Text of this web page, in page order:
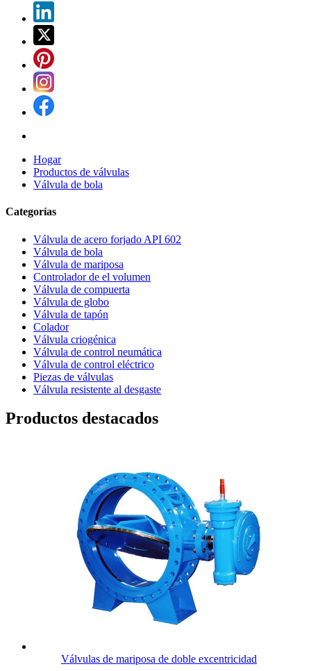
Hogar
Productos de válvulas
Válvula de bola
Categorías
Válvula de acero forjado API 602
Válvula de bola
Válvula de mariposa
Controlador de el volumen
Válvula de compuerta
Válvula de globo
Válvula de tapón
Colador
Válvula criogénica
Válvula de control neumática
Válvula de control eléctrico
Piezas de válvulas
Válvula resistente al desgaste
Productos destacados
Válvulas de mariposa de doble excentricidad